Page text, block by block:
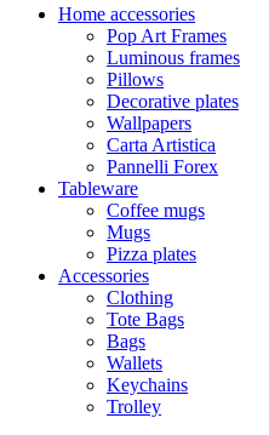
Home accessories
Pop Art Frames
Luminous frames
Pillows
Decorative plates
Wallpapers
Carta Artistica
Pannelli Forex
Tableware
Coffee mugs
Mugs
Pizza plates
Accessories
Clothing
Tote Bags
Bags
Wallets
Keychains
Trolley